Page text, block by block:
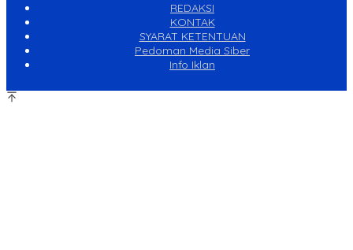
REDAKSI
KONTAK
SYARAT KETENTUAN
Pedoman Media Siber
Info Iklan